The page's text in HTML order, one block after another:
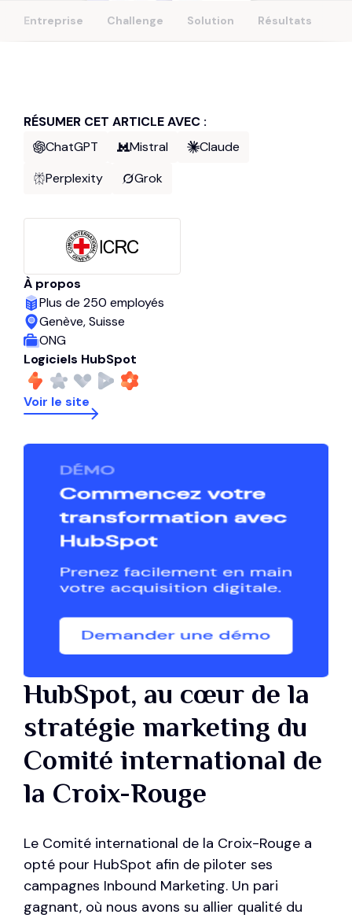
Entreprise Challenge Solution Résultats
RÉSUMER CET ARTICLE AVEC :
ChatGPT
Mistral
Claude
Perplexity
Grok
À propos
Plus de 250 employés
Genève, Suisse
ONG
Logiciels HubSpot
Voir le site
HubSpot, au cœur de la
stratégie marketing du
Comité international de
la Croix-Rouge
Le Comité international de la Croix-Rouge a
opté pour HubSpot afin de piloter ses
campagnes Inbound Marketing. Un pari
gagnant, où nous avons su allier qualité du